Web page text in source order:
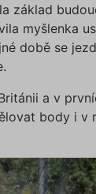
základ
myšlenka
době se
a v
body i v